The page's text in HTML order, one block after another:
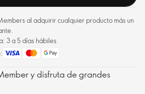
al adquirir cualquier producto más un
3 a 5 días hábiles
y disfruta de grandes